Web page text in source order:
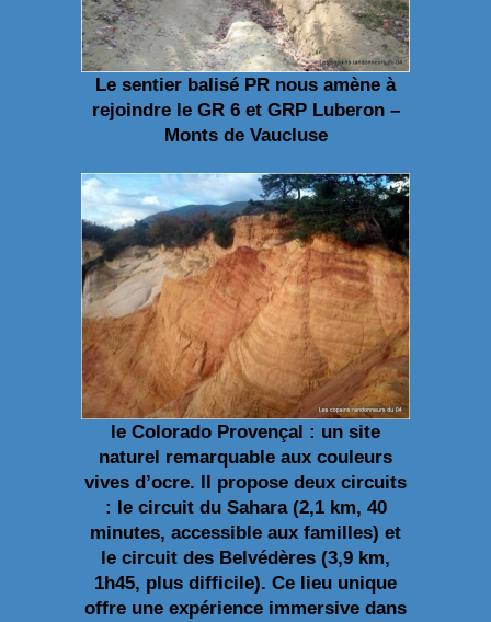
Le sentier balisé PR nous amène à
rejoindre le GR 6 et GRP Luberon –
Monts de Vaucluse
le Colorado Provençal : un site
naturel remarquable aux couleurs
vives d’ocre. Il propose deux circuits
: le circuit du Sahara (2,1 km, 40
minutes, accessible aux familles) et
le circuit des Belvédères (3,9 km,
1h45, plus difficile). Ce lieu unique
offre une expérience immersive dans